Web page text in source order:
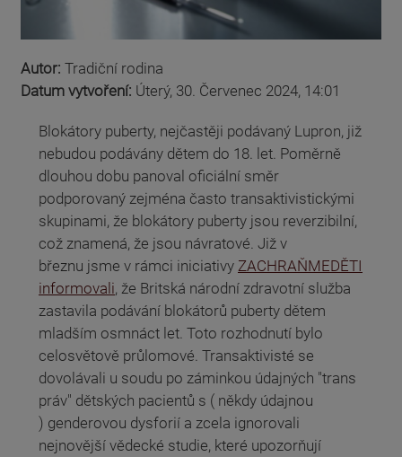
Autor: Tradiční rodina
Datum vytvoření: Úterý, 30. Červenec 2024, 14:01
Blokátory puberty, nejčastěji podávaný Lupron, již
nebudou podávány dětem do 18. let. Poměrně
dlouhou dobu panoval oficiální směr
podporovaný zejména často transaktivistickými
skupinami, že blokátory puberty jsou reverzibilní,
což znamená, že jsou návratové. Již v
březnu jsme v rámci iniciativy ZACHRAŇMEDĚTI
informovali, že Britská národní zdravotní služba
zastavila podávání blokátorů puberty dětem
mladším osmnáct let. Toto rozhodnutí bylo
celosvětově průlomové. Transaktivisté se
dovolávali u soudu po záminkou údajných "trans
práv" dětských pacientů s ( někdy údajnou
) genderovou dysforií a zcela ignorovali
nejnovější vědecké studie, které upozorňují